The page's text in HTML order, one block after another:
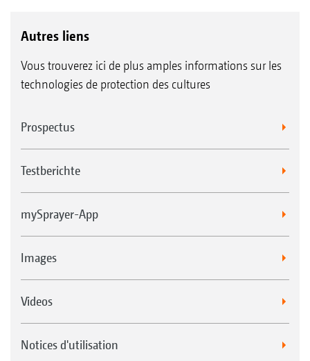
Autres liens
Vous trouverez ici de plus amples informations sur les
technologies de protection des cultures
Prospectus
Testberichte
mySprayer-App
Images
Videos
Notices d'utilisation